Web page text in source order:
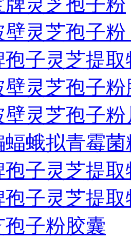
牌灵芝孢子粉
灵芝孢子粉
子灵芝提取
灵芝孢子粉
灵芝孢子粉
蛾拟青霉
子灵芝提
子灵芝提
子粉胶囊